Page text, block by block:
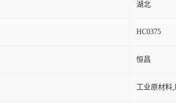
湖北
HC0375
恒昌
工业原材料